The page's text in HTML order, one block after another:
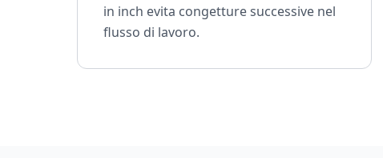
in inch evita congetture successive nel
flusso di lavoro.